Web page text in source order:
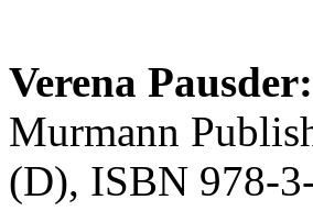
Verena Pausder:
Murmann
(D), ISBN 978-